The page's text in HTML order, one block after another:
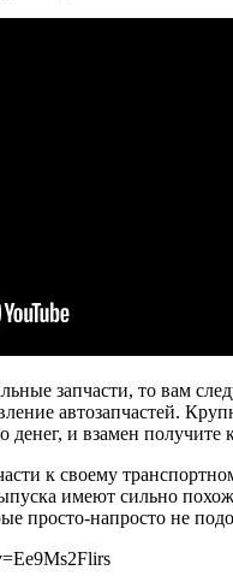
запчасти, то вам
автозапчастей.
денег, и взамен
к своему
имеют сильно
просто-напросто не